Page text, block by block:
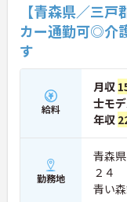
【青森県／三
カー通勤可◎介
す
給料
月収
士モ
年収
勤務地
青森
２４
青い